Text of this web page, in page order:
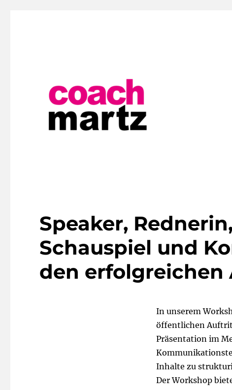
Speaker,
Schauspiel und
den
In unserem
öffentlichen
Präsentation im
Inhalte zu
Der Workshop